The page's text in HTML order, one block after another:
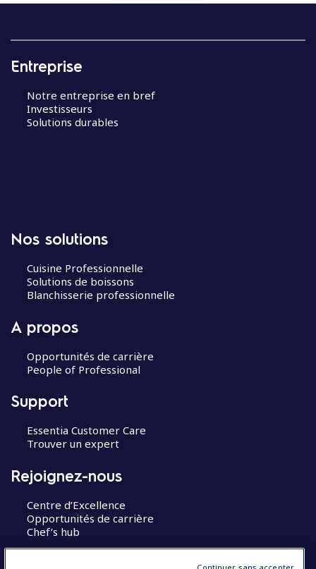
Entreprise
Notre entreprise en bref
Investisseurs
Solutions durables
Nos solutions
Cuisine Professionnelle
Solutions de boissons
Blanchisserie professionnelle
A propos
Opportunités de carrière
People of Professional
Support
Essentia Customer Care
Trouver un expert
Rejoignez-nous
Centre d’Excellence
Opportunités de carrière
Chef’s hub